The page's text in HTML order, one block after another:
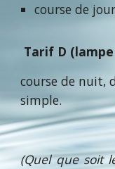
course de
Tarif D
course de nuit,
simple.
(Quel que soit